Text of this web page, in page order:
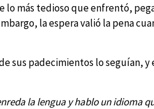
lo más tedioso que enfrentó,
la espera valió la pena
sus padecimientos lo seguían, y
la lengua y hablo un idioma